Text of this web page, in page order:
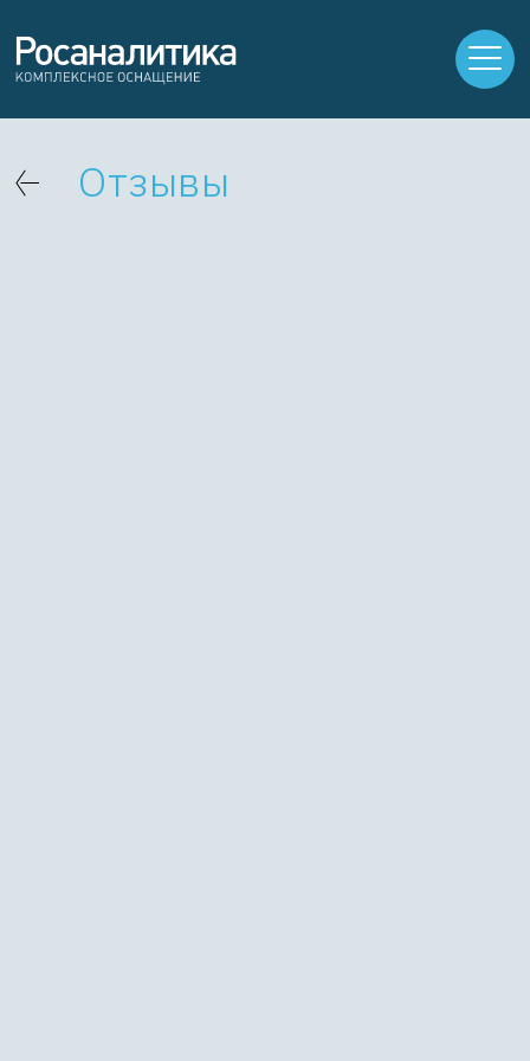
Отзывы